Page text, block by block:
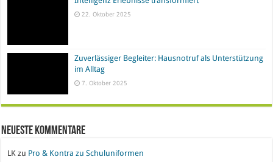
Zuverlässiger Begleiter: Hausnotruf als Unterstützung
im Alltag
Neueste Kommentare
LKzuPro & Kontra zu Schuluniformen
Parkett, Fliesen und Teppich
Luise MikamannzuWofür ist eine Berufshaftpflichtversicherung